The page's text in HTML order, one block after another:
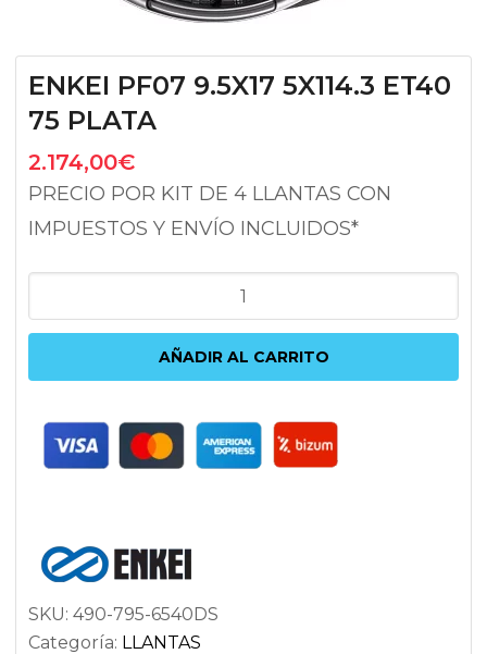
ENKEI PF07 9.5X17 5X114.3 ET40
75 PLATA
2.174,00€
PRECIO POR KIT DE 4 LLANTAS CON
IMPUESTOS Y ENVÍO INCLUIDOS*
PF07
5X114.3
PLATA
AÑADIR AL CARRITO
SKU: 490-795-6540DS
Categoría: LLANTAS